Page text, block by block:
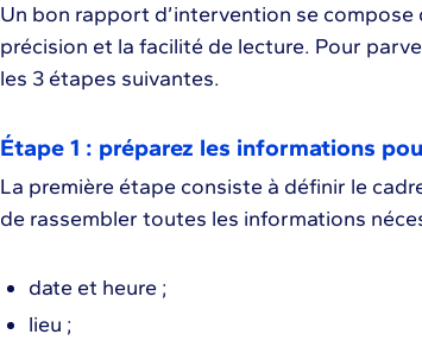
Un bon rapport d’intervention se
précision et la facilité de lecture. Pour
les 3 étapes suivantes.
Étape 1 : préparez les informations
La première étape consiste à définir le
de rassembler toutes les informations
date et heure ;
lieu ;